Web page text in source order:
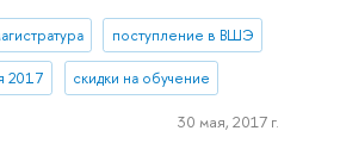
поступление в ВШЭ
2017 скидки на обучение
30 мая, 2017 г.